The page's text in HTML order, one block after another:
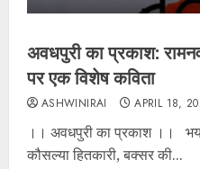
अवधपुरी का प्रकाश:
पर एक विशेष कविता
ASHWINIRAI APRIL 18,
।। अवधपुरी का प्रकाश ।। भय
कौसल्या हितकारी, बक्सर की...